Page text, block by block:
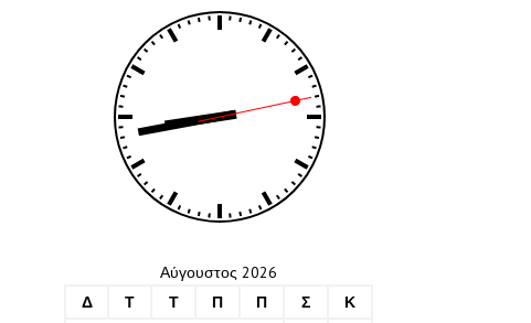
Αύγουστος 2026
Δ
Τ Τ Π Π Σ
Κ